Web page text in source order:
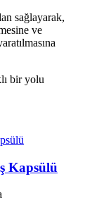
sağlayarak,
ve
bir yolu
Kapsülü